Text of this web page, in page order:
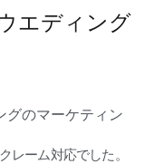
エディング
グのマーケティン
レーム対応でした。